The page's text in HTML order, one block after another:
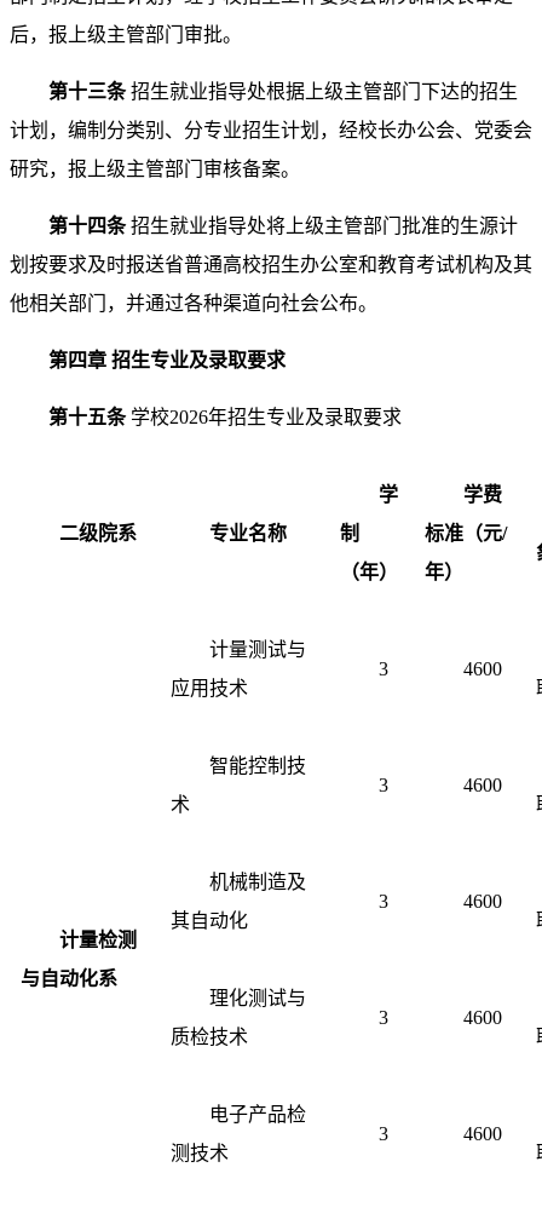
后，报上级主管部门审批。
第十三条招生就业指导处根据上级主管部门下达的招生
计划，编制分类别、分专业招生计划，经校长办公会、党委会
研究，报上级主管部门审核备案。
第十四条招生就业指导处将上级主管部门批准的生源计
划按要求及时报送省普通高校招生办公室和教育考试机构及其
他相关部门，并通过各种渠道向社会公布。
第四章 招生专业及录取要求
第十五条学校2026年招生专业及录取要求
二级院系 专业名称
学
制
（年）
学费
标准 （元/
年）
计量检测
与自动化系
计量测试与
应用技术
3
4600
智能控制技
术
3
4600
机械制造及
其自动化
3
4600
理化测试与
质检技术
3
4600
电子产品检
测技术
3
4600